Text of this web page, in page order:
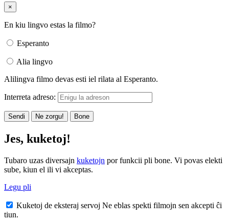
×
En kiu lingvo estas la filmo?
Esperanto
Alia lingvo
Alilingva filmo devas esti iel rilata al Esperanto.
Interreta adreso:
Sendi Ne zorgu! Bone
Jes, kuketoj!
Tubaro uzas diversajn kuketojn por funkcii pli bone. Vi povas elekti
sube, kiun el ili vi akceptas.
Legu pli
Kuketoj de eksteraj servoj Ne eblas spekti filmojn sen akcepti ĉi
tiun.